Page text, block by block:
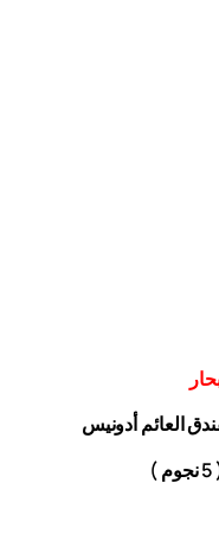
العائم أدونيس